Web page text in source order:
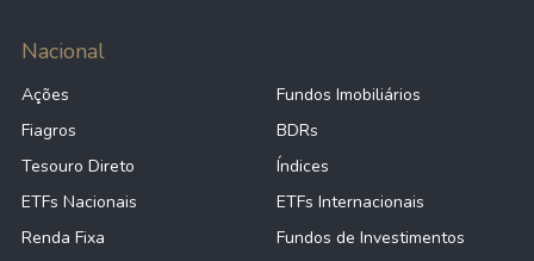
Nacional
Ações
Fundos Imobiliários
Fiagros
BDRs
Tesouro Direto
Índices
ETFs Nacionais
ETFs Internacionais
Renda Fixa
Fundos de Investimentos